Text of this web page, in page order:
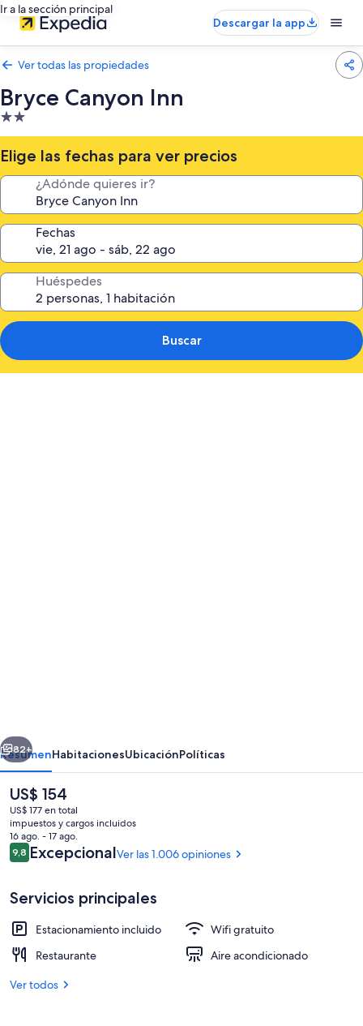
Ir a la sección principal
Descargar la app
Ver todas las propiedades
Bryce Canyon Inn
Propiedad
de
2.0
estrellas
Elige las fechas para ver precios
¿Adónde quieres ir?
Fechas
Huéspedes
Buscar
Terraza o patio
Siguiente
82+
ResumenHabitacionesUbicaciónPolíticas
El
precio
actual
es
de
US$ 154
US$ 154
US$ 177 en total
impuestos y cargos incluidos
16 ago. - 17 ago.
Opiniones
9,89,8 de 10
ExcepcionalVer las 1.006 opiniones
Servicios principales
Estacionamiento incluido
Wifi gratuito
Restaurante
Aire acondicionado
Ver todos